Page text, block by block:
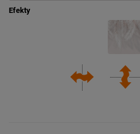
Efekty